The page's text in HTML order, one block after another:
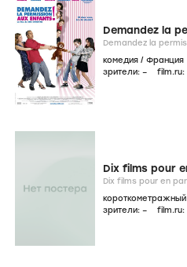
Demandez la
комедия / Франция
зрители: – film.ru:
Dix films pour
короткометражный
зрители: – film.ru: